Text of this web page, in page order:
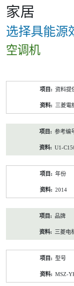
家居
选择具能源
空调机
资料提
三菱電
参考编
U1-
年份
2014
品牌
三菱电
型号
MSZ-